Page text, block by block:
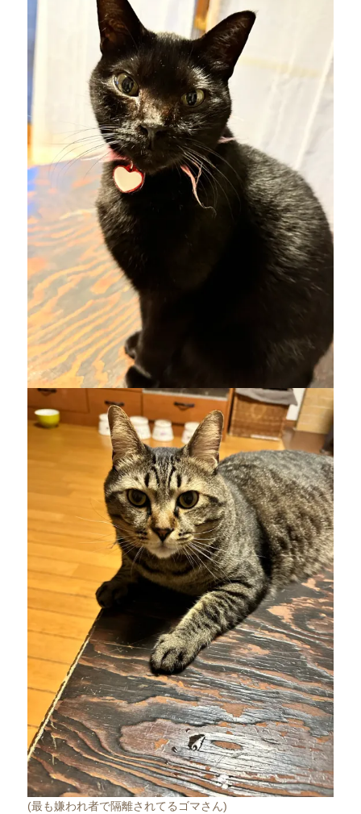
(最も嫌われ者で隔離されてるゴマさん)